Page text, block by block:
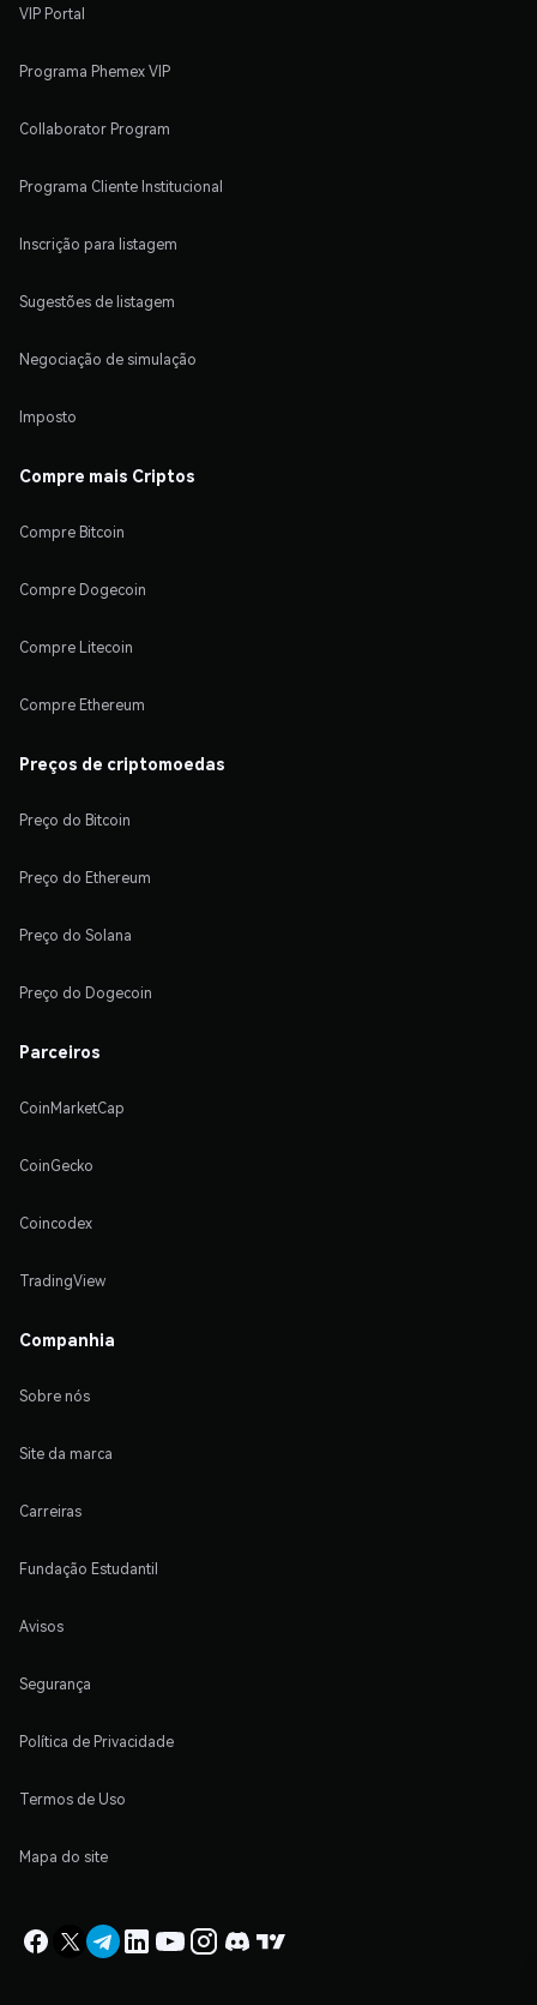
VIP Portal
Programa Phemex VIP
Collaborator Program
Programa Cliente Institucional
Inscrição para listagem
Sugestões de listagem
Negociação de simulação
Imposto
Compre mais Criptos
Compre Bitcoin
Compre Dogecoin
Compre Litecoin
Compre Ethereum
Preços de criptomoedas
Preço do Bitcoin
Preço do Ethereum
Preço do Solana
Preço do Dogecoin
Parceiros
CoinMarketCap
CoinGecko
Coincodex
TradingView
Companhia
Sobre nós
Site da marca
Carreiras
Fundação Estudantil
Avisos
Segurança
Política de Privacidade
Termos de Uso
Mapa do site